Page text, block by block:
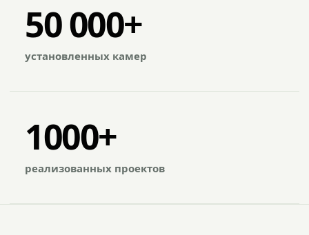
50 000+
установленных камер
1000+
реализованных проектов